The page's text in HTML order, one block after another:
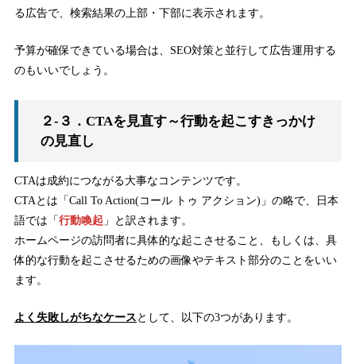
る広告で、検索結果の上部・下部に表示されます。
予算が確保できている場合は、SEO対策と並行して広告運用する
のもいいでしょう。
２-３．CTAを見直す～行動を起こすきっかけ
の見直し
CTAは成約につながる大事なコンテンツです。
CTAとは「Call To Action(コール トゥ アクション)」の略で、日本
語では「 行動喚起 」と訳されます。
ホームページの訪問者に具体的な起こさせること、もしくは、具
体的な行動を起こさせるための画像やテキスト部分のことをいい
ます。
よく失敗しがちなケース として、以下の3つがあります。